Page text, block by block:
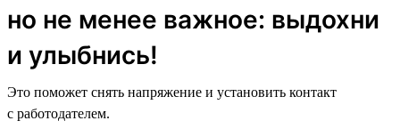
но не менее важное: выдохни
и улыбнись!
Это поможет снять напряжение и установить контакт
с работодателем.